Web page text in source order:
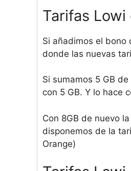
Tarifas
Si añadimos el bono
donde las nuevas
Si sumamos 5 GB
con 5 GB. Y lo hace
Con 8GB de nuevo
disponemos de la
Orange)